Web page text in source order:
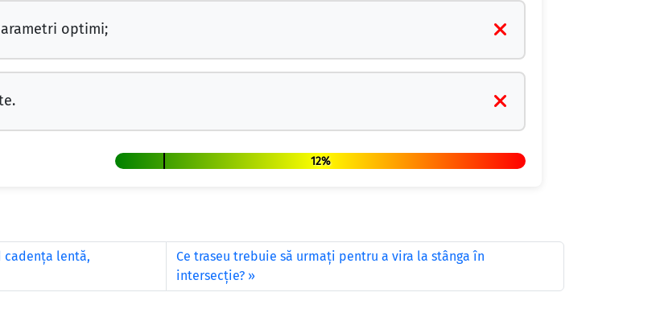
optimi;
12%
cadenţa lentă,
Ce traseu trebuie să urmaţi pentru a vira la stânga în
intersecţie?